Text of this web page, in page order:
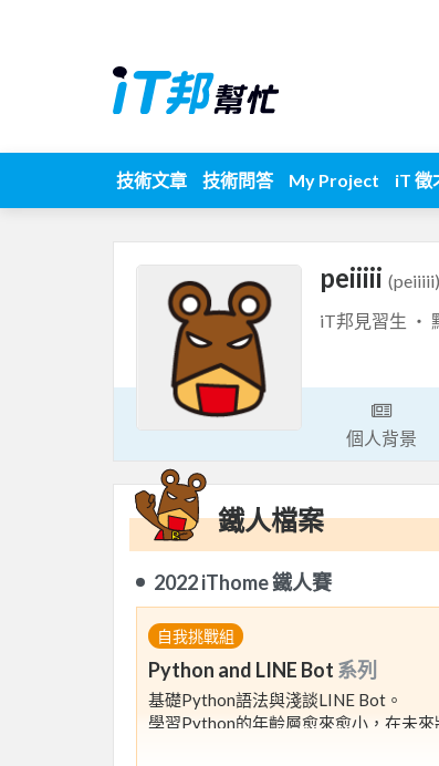
技術文章 技術問答 My Project iT 徵
peiiiii (peiiiii)
iT邦見習生 ‧
個人背景
鐵人檔案
2022 iThome 鐵人賽
自我挑戰組
Python and LINE Bot 系列
基礎Python語法與淺談LINE Bot。
學習Python的年齡層愈來愈小，在未
未來的走向朝著AI發展，與機器對談